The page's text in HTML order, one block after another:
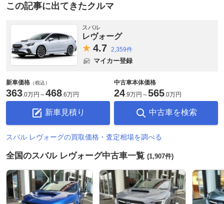
この記事に出てきたクルマ
スバル
レヴォーグ
4.7 2,359件
マイカー登録
新車価格 （税込）
363.0万円 ～468.6万円
新車見積り
中古車本体価格
24.9万円 ～565.0万円
中古車を検索
スバル レヴォーグの買取価格・査定相場を調べる
全国のスバル レヴォーグ中古車一覧 (1,907件)